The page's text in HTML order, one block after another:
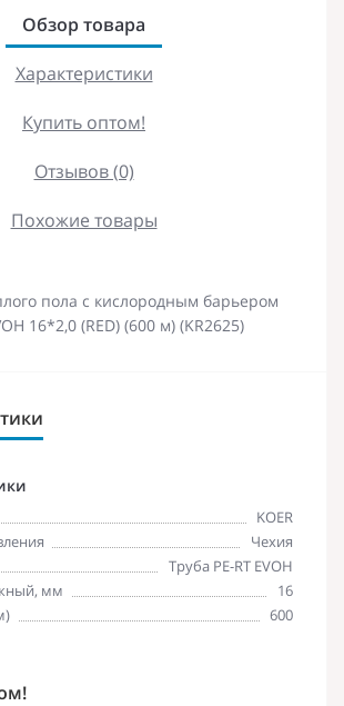
Обзор товара
Характеристики
Купить оптом!
Отзывов (0)
Похожие товары
пола с кислородным барьером
16*2,0 (RED) (600 м) (KR2625)
KOER
Чехия
Труба PE-RT EVOH
мм
16
600